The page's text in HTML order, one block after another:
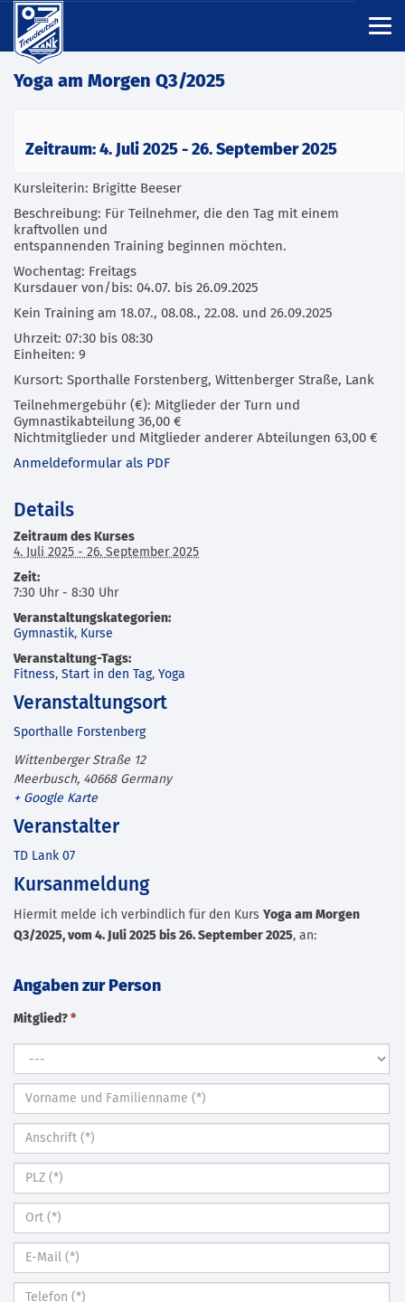
Yoga am Morgen Q3/2025
Zeitraum: 4. Juli 2025 - 26. September 2025
Kursleiterin: Brigitte Beeser
Beschreibung: Für Teilnehmer, die den Tag mit einem
kraftvollen und
entspannenden Training beginnen möchten.
Wochentag: Freitags
Kursdauer von/bis: 04.07. bis 26.09.2025
Kein Training am 18.07., 08.08., 22.08. und 26.09.2025
Uhrzeit: 07:30 bis 08:30
Einheiten: 9
Kursort: Sporthalle Forstenberg, Wittenberger Straße, Lank
Teilnehmergebühr (€): Mitglieder der Turn und
Gymnastikabteilung 36,00 €
Nichtmitglieder und Mitglieder anderer Abteilungen 63,00 €
Anmeldeformular als PDF
Details
Zeitraum des Kurses
4. Juli 2025 - 26. September 2025
Zeit:
7:30 Uhr - 8:30 Uhr
Veranstaltungskategorien:
Gymnastik, Kurse
Veranstaltung-Tags:
Fitness, Start in den Tag, Yoga
Veranstaltungsort
Sporthalle Forstenberg
Wittenberger Straße 12
Meerbusch, 40668 Germany
+ Google Karte
Veranstalter
TD Lank 07
Kursanmeldung
Hiermit melde ich verbindlich für den Kurs Yoga am Morgen
Q3/2025, vom 4. Juli 2025 bis 26. September 2025, an:
Angaben zur Person
Mitglied? *